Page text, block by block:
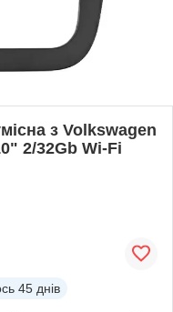
з Volkswagen
2/32Gb Wi-Fi
45 днів